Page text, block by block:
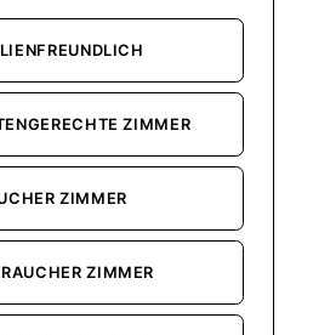
ZIMMER
ZIMMER
ZIMMER